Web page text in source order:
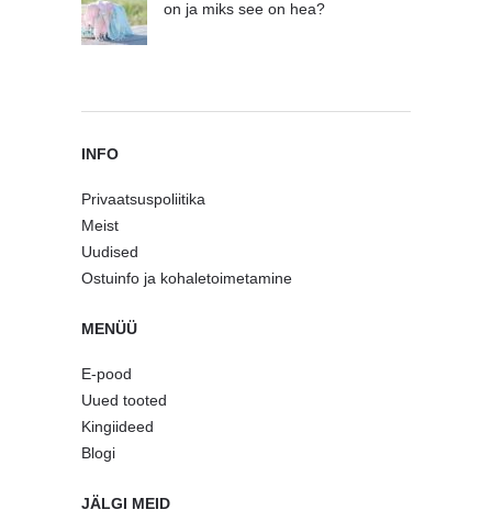
on ja miks see on hea?
INFO
Privaatsuspoliitika
Meist
Uudised
Ostuinfo ja kohaletoimetamine
MENÜÜ
E-pood
Uued tooted
Kingiideed
Blogi
JÄLGI MEID